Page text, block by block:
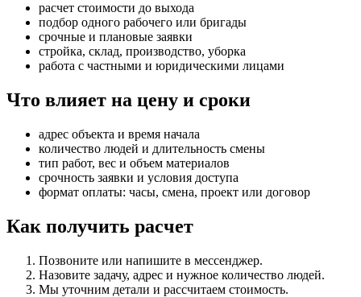
расчет стоимости до выхода
подбор одного рабочего или бригады
срочные и плановые заявки
стройка, склад, производство, уборка
работа с частными и юридическими лицами
Что влияет на цену и сроки
адрес объекта и время начала
количество людей и длительность смены
тип работ, вес и объем материалов
срочность заявки и условия доступа
формат оплаты: часы, смена, проект или договор
Как получить расчет
Позвоните или напишите в мессенджер.
Назовите задачу, адрес и нужное количество людей.
Мы уточним детали и рассчитаем стоимость.